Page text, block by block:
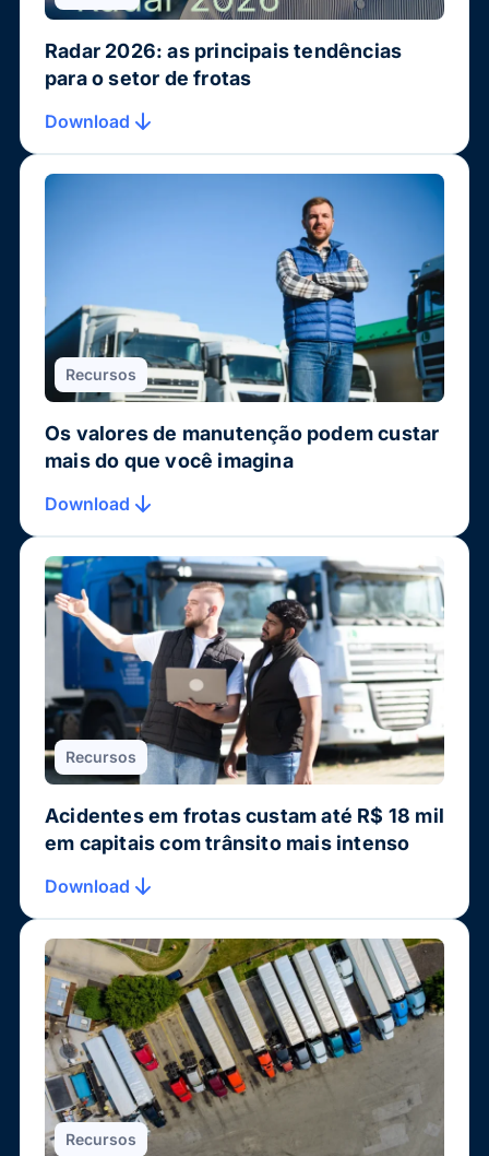
Radar 2026: as principais tendências
para o setor de frotas
Download
Recursos
Os valores de manutenção podem custar
mais do que você imagina
Download
Recursos
Acidentes em frotas custam até R$ 18 mil
em capitais com trânsito mais intenso
Download
Recursos